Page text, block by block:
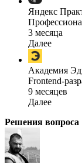
Яндекс
3 месяца
Далее
Академия
Frontend-
9 месяцев
Далее
Решения вопроса